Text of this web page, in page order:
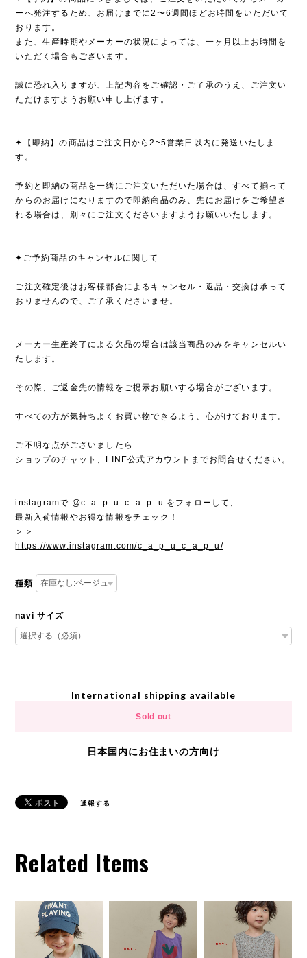
ーへ発注するため、お届けまでに2〜6週間ほどお時間をいただいて
おります。
また、生産時期やメーカーの状況によっては、一ヶ月以上お時間を
いただく場合もございます。
誠に恐れ入りますが、上記内容をご確認・ご了承のうえ、ご注文い
ただけますようお願い申し上げます。
✦【即納】の商品はご注文日から2~5営業日以内に発送いたしま
す。
予約と即納の商品を一緒にご注文いただいた場合は、すべて揃って
からのお届けになりますので即納商品のみ、先にお届けをご希望さ
れる場合は、別々にご注文くださいますようお願いいたします。
✦ご予約商品のキャンセルに関して
ご注文確定後はお客様都合によるキャンセル・返品・交換は承って
おりませんので、ご了承くださいませ。
メーカー生産終了による欠品の場合は該当商品のみをキャンセルい
たします。
その際、ご返金先の情報をご提示お願いする場合がございます。
すべての方が気持ちよくお買い物できるよう、心がけております。
ご不明な点がございましたら
ショップのチャット、LINE公式アカウントまでお問合せください。
instagramで @c_a_p_u_c_a_p_u をフォローして、
最新入荷情報やお得な情報をチェック！
＞＞
https://www.instagram.com/c_a_p_u_c_a_p_u/
種類
navi サイズ
International shipping available
Sold out
日本国内にお住まいの方向け
通報する
Related Items